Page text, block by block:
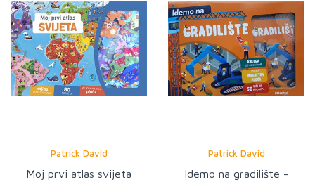
Patrick David
Moj prvi atlas svijeta
Patrick David
Idemo na gradilište -